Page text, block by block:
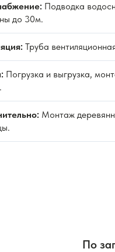
Подводка
до 30м.
Труба
Погрузка и выгрузка,
Монтаж
По